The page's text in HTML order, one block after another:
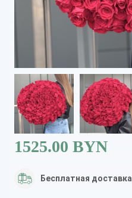
1525.00 BYN
Бесплатная доставка